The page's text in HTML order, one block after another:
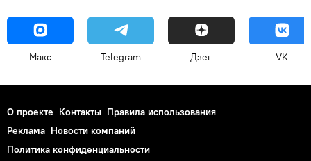
Макс Telegram Дзен VK
О проекте Контакты Правила использования
Реклама Новости компаний
Политика конфиденциальности